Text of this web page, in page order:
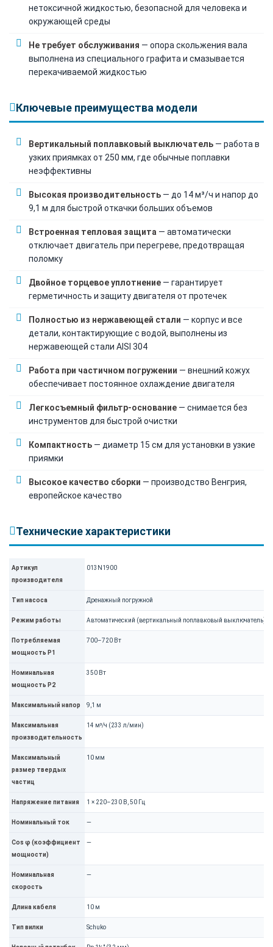
нетоксичной жидкостью, безопасной для человека и
окружающей среды
Не требует обслуживания — опора скольжения вала
выполнена из специального графита и смазывается
перекачиваемой жидкостью
Ключевые преимущества модели
Вертикальный поплавковый выключатель — работа в
узких приямках от 250 мм, где обычные поплавки
неэффективны
Высокая производительность — до 14 м³/ч и напор до
9,1 м для быстрой откачки больших объемов
Встроенная тепловая защита — автоматически
отключает двигатель при перегреве, предотвращая
поломку
Двойное торцевое уплотнение — гарантирует
герметичность и защиту двигателя от протечек
Полностью из нержавеющей стали — корпус и все
детали, контактирующие с водой, выполнены из
нержавеющей стали AISI 304
Работа при частичном погружении — внешний кожух
обеспечивает постоянное охлаждение двигателя
Легкосъемный фильтр-основание — снимается без
инструментов для быстрой очистки
Компактность — диаметр 15 см для установки в узкие
приямки
Высокое качество сборки — производство Венгрия,
европейское качество
Технические характеристики
Артикул
производителя
013N1900
Тип насоса Дренажный погружной
Режим работы Автоматический (вертикальный поплавковый выключатель)
Потребляемая
мощность P1
700–720 Вт
Номинальная
мощность P2
350 Вт
Максимальный напор 9,1 м
Максимальная
производительность
14 м³/ч (233 л/мин)
Максимальный
размер твердых
частиц
10 мм
Напряжение питания 1 × 220–230 В, 50 Гц
Номинальный ток —
Cos φ (коэффициент
мощности)
—
Номинальная
скорость
—
Длина кабеля 10 м
Тип вилки Schuko